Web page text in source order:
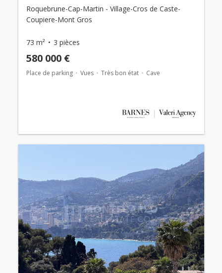
Roquebrune-Cap-Martin - Village-Cros de Caste-
Coupiere-Mont Gros
73 m² 3 pièces
580 000 €
Place de parking Vues Très bon état Cave